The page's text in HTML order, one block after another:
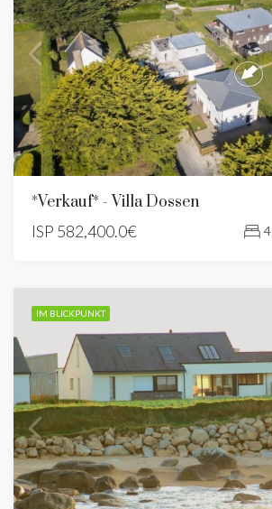
*Verkauf* - Villa Dossen
ISP 582,400.0€ 4
IM BLICKPUNKT